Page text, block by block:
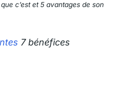
c’est et 5 avantages de son
7 bénéfices